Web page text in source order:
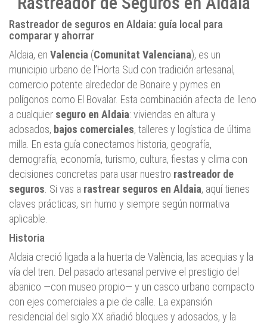
Rastreador de seguros en Aldaia: guía local para
comparar y ahorrar
Aldaia, en Valencia (Comunitat Valenciana), es un
municipio urbano de l’Horta Sud con tradición artesanal,
comercio potente alrededor de Bonaire y pymes en
polígonos como El Bovalar. Esta combinación afecta de lleno
a cualquier seguro en Aldaia: viviendas en altura y
adosados, bajos comerciales, talleres y logística de última
milla. En esta guía conectamos historia, geografía,
demografía, economía, turismo, cultura, fiestas y clima con
decisiones concretas para usar nuestro rastreador de
seguros. Si vas a rastrear seguros en Aldaia, aquí tienes
claves prácticas, sin humo y siempre según normativa
aplicable.
Historia
Aldaia creció ligada a la huerta de València, las acequias y la
vía del tren. Del pasado artesanal pervive el prestigio del
abanico —con museo propio— y un casco urbano compacto
con ejes comerciales a pie de calle. La expansión
residencial del siglo XX añadió bloques y adosados, y la